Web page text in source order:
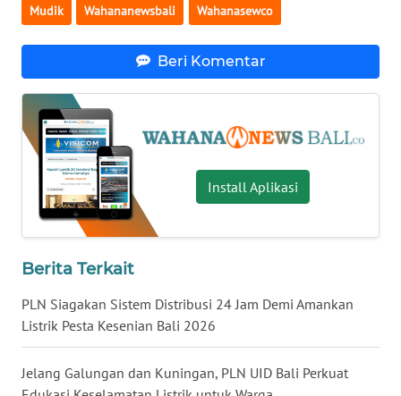
Mudik Wahananewsbali Wahanasewco
Beri Komentar
Install Aplikasi
Berita Terkait
PLN Siagakan Sistem Distribusi 24 Jam Demi Amankan
Listrik Pesta Kesenian Bali 2026
Jelang Galungan dan Kuningan, PLN UID Bali Perkuat
WN
JOGJA
WN
JATIM
WN
WN
KALBAR
WN
KALTENG